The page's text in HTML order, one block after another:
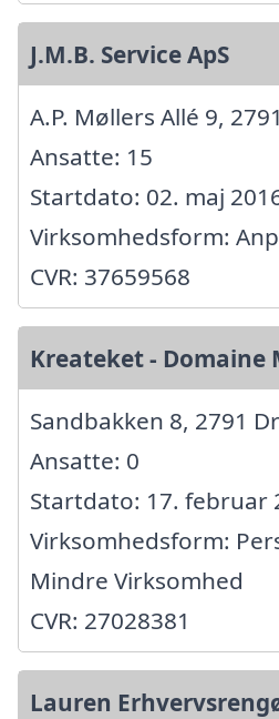
J.M.B. Service ApS
A.P. Møllers Allé 9,
Ansatte: 15
Startdato: 02. maj
Virksomhedsform:
CVR: 37659568
Kreateket - Domaine
Sandbakken 8, 2791
Ansatte: 0
Startdato: 17. februar
Virksomhedsform:
Mindre Virksomhed
CVR: 27028381
Lauren